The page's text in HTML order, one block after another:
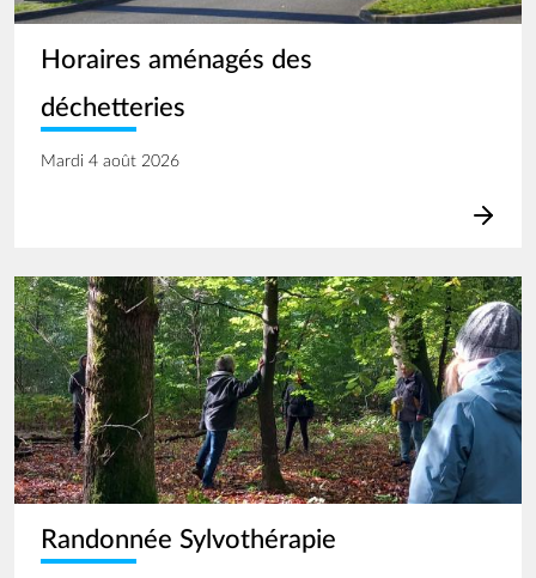
Horaires aménagés des
déchetteries
Mardi 4 août 2026
Image
Randonnée Sylvothérapie